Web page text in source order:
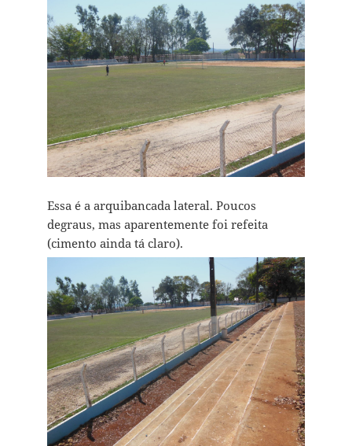
Essa é a arquibancada lateral. Poucos
degraus, mas aparentemente foi refeita
(cimento ainda tá claro).